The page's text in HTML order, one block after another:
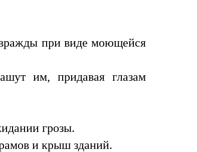
вражды при виде моющейся
им, придавая глазам
грозы.
и крыш зданий.